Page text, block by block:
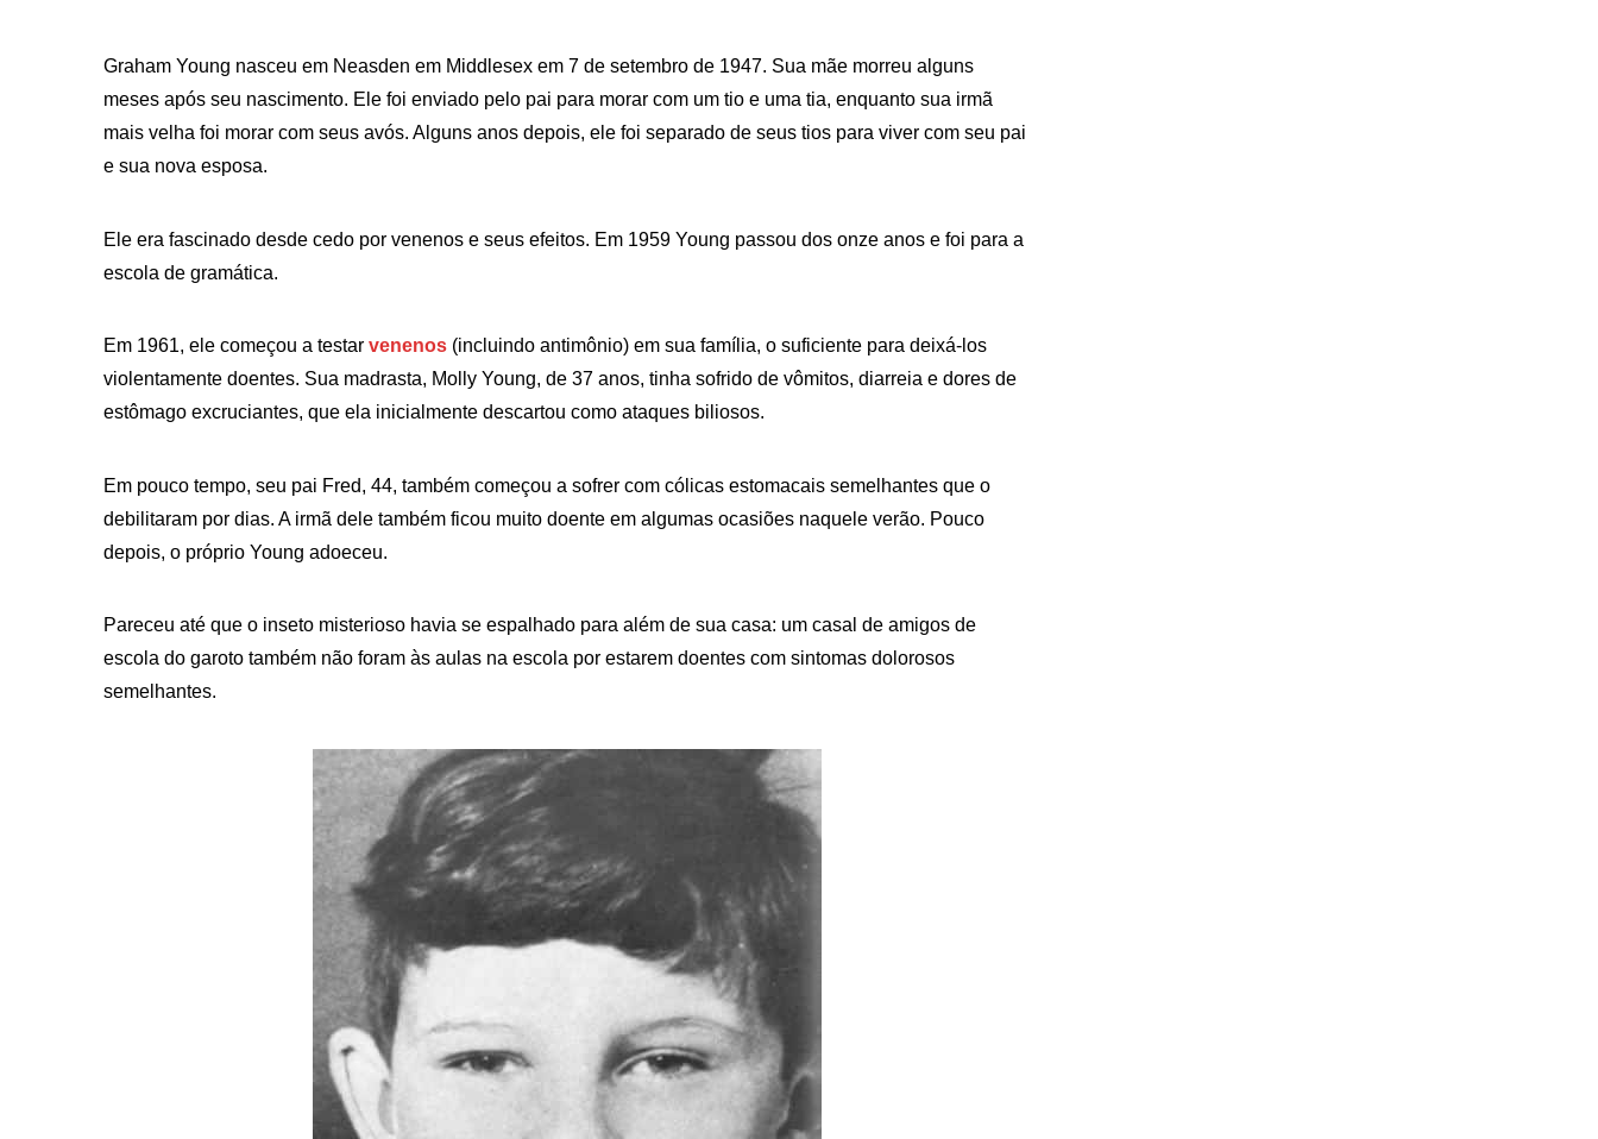
Graham Young nasceu em Neasden em Middlesex em 7 de setembro de 1947. Sua mãe morreu alguns
meses após seu nascimento. Ele foi enviado pelo pai para morar com um tio e uma tia, enquanto sua irmã
mais velha foi morar com seus avós. Alguns anos depois, ele foi separado de seus tios para viver com seu pai
e sua nova esposa.
Ele era fascinado desde cedo por venenos e seus efeitos. Em 1959 Young passou dos onze anos e foi para a
escola de gramática.
Em 1961, ele começou a testar venenos (incluindo antimônio) em sua família, o suficiente para deixá-los
violentamente doentes. Sua madrasta, Molly Young, de 37 anos, tinha sofrido de vômitos, diarreia e dores de
estômago excruciantes, que ela inicialmente descartou como ataques biliosos.
Em pouco tempo, seu pai Fred, 44, também começou a sofrer com cólicas estomacais semelhantes que o
debilitaram por dias. A irmã dele também ficou muito doente em algumas ocasiões naquele verão. Pouco
depois, o próprio Young adoeceu.
Pareceu até que o inseto misterioso havia se espalhado para além de sua casa: um casal de amigos de
escola do garoto também não foram às aulas na escola por estarem doentes com sintomas dolorosos
semelhantes.